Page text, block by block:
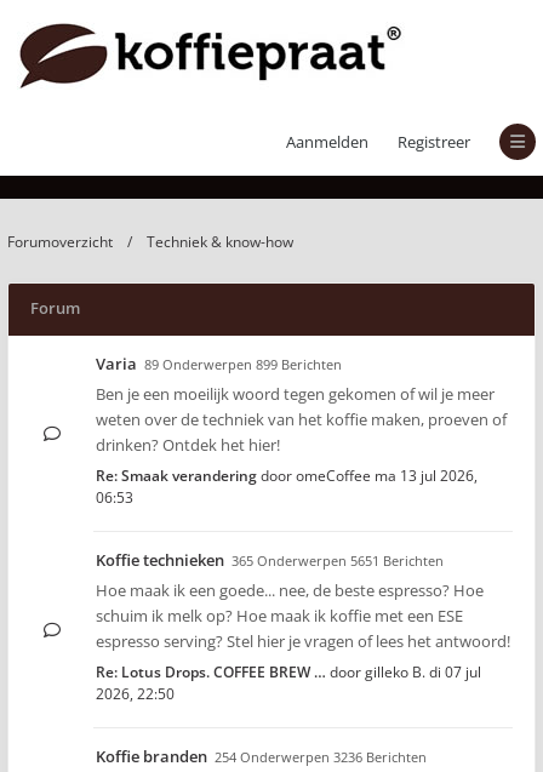
Aanmelden Registreer
Techniek & know-how
Forumoverzicht Techniek & know-how
Forum
Varia 89 Onderwerpen 899 Berichten
Ben je een moeilijk woord tegen gekomen of wil je meer
weten over de techniek van het koffie maken, proeven of
drinken? Ontdek het hier!
Re: Smaak veranderingdooromeCoffee ma 13 jul 2026,
06:53
Koffie technieken 365 Onderwerpen 5651 Berichten
Hoe maak ik een goede... nee, de beste espresso? Hoe
schuim ik melk op? Hoe maak ik koffie met een ESE
espresso serving? Stel hier je vragen of lees het antwoord!
Re: Lotus Drops. COFFEE BREW … doorgilleko B.di 07 jul
2026, 22:50
Koffie branden 254 Onderwerpen 3236 Berichten